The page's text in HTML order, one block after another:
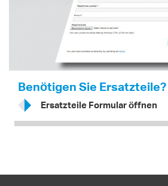
Benötigen Sie Ersatzteile?
Ersatzteile Formular öffnen